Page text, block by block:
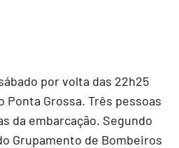
por volta das 22h25
Ponta Grossa. Três pessoas
da embarcação. Segundo
Grupamento de Bombeiros